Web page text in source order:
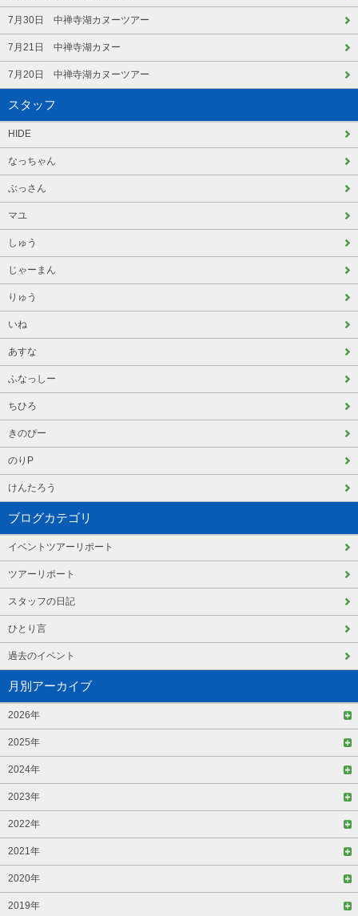
7月30日 中禅寺湖カヌーツアー
7月21日 中禅寺湖カヌー
7月20日 中禅寺湖カヌーツアー
スタッフ
HIDE
なっちゃん
ぶっさん
マユ
しゅう
じゃーまん
りゅう
いね
あすな
ふなっしー
ちひろ
きのぴー
のりP
けんたろう
ブログカテゴリ
イベントツアーリポート
ツアーリポート
スタッフの日記
ひとり言
過去のイベント
月別アーカイブ
2026年
2025年
2024年
2023年
2022年
2021年
2020年
2019年